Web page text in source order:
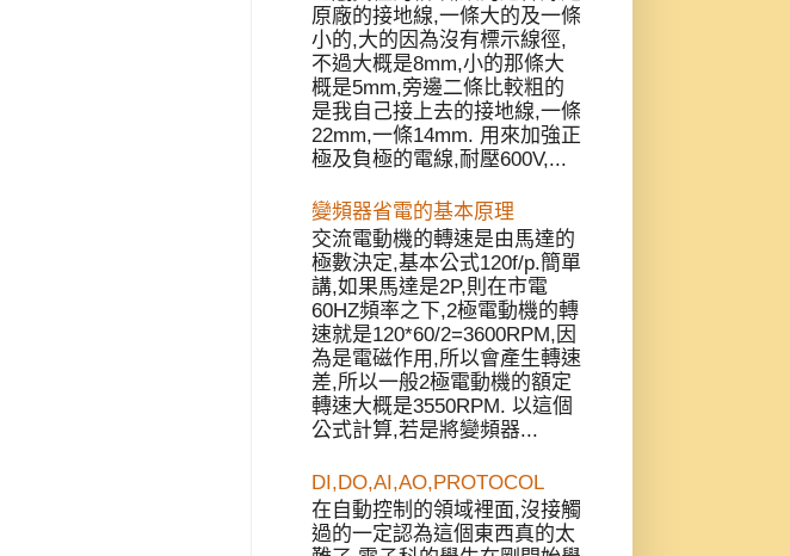
原廠的接地線,一條大的及一條
小的,大的因為沒有標示線徑,
不過大概是8mm,小的那條大
概是5mm,旁邊二條比較粗的
是我自己接上去的接地線,一條
22mm,一條14mm. 用來加強正
極及負極的電線,耐壓600V,...
變頻器省電的基本原理
交流電動機的轉速是由馬達的
極數決定,基本公式120f/p.簡單
講,如果馬達是2P,則在市電
60HZ頻率之下,2極電動機的轉
速就是120*60/2=3600RPM,因
為是電磁作用,所以會產生轉速
差,所以一般2極電動機的額定
轉速大概是3550RPM. 以這個
公式計算,若是將變頻器...
DI,DO,AI,AO,PROTOCOL
在自動控制的領域裡面,沒接觸
過的一定認為這個東西真的太